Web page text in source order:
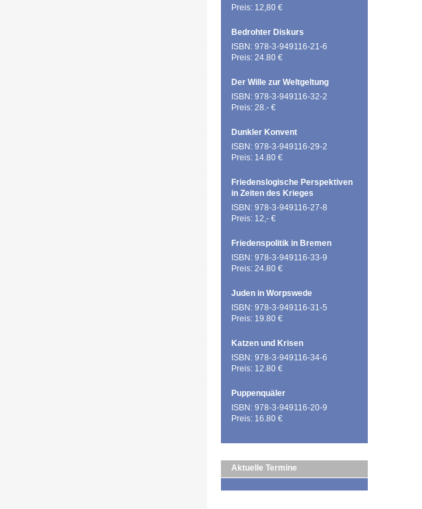
Preis: 12,80 €
Bedrohter Diskurs
ISBN: 978-3-949116-21-6
Preis: 24.80 €
Der Wille zur Weltgeltung
ISBN: 978-3-949116-32-2
Preis: 28.- €
Dunkler Konvent
ISBN: 978-3-949116-29-2
Preis: 14.80 €
Friedenslogische Perspektiven
in Zeiten des Krieges
ISBN: 978-3-949116-27-8
Preis: 12,- €
Friedenspolitik in Bremen
ISBN: 978-3-949116-33-9
Preis: 24.80 €
Juden in Worpswede
ISBN: 978-3-949116-31-5
Preis: 19.80 €
Katzen und Krisen
ISBN: 978-3-949116-34-6
Preis: 12.80 €
Puppenquäler
ISBN: 978-3-949116-20-9
Preis: 16.80 €
Aktuelle Termine